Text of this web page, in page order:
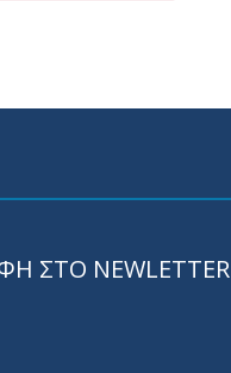
ΣΤΟ NEWLETTER